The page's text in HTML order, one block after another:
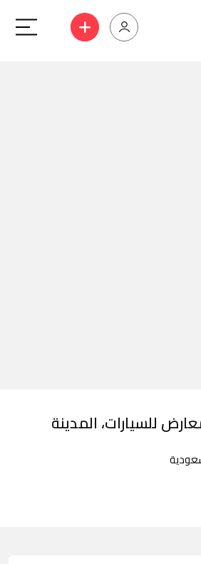
للسيارات، المدينة